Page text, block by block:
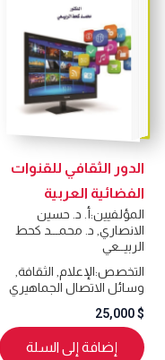
الدور الثقافي للقنوات
الفضائية العربية
المؤلفيين:أ. د. حسين
الانصاري د. محمـــد كحط
الربيــعي
التخصص:الإعلام الثقافة
وسائل الاتصال الجماهيري
25,000$
إضافة إلى السلة